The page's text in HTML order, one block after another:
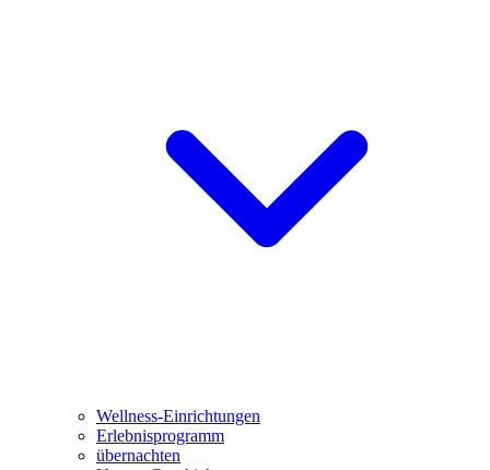
Wellness-Einrichtungen
Erlebnisprogramm
übernachten